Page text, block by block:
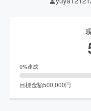
0%達成
目標金額500,000円